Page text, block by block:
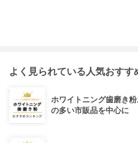
よく見られている人気おすす
ホワイトニング歯磨き
の多い市販品を中心に